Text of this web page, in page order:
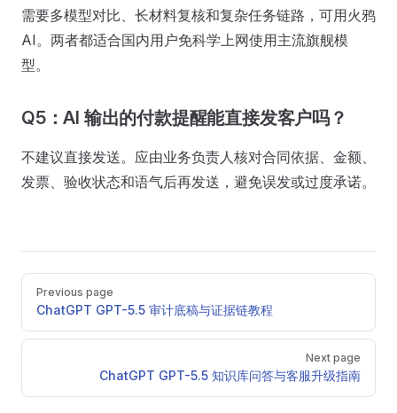
需要多模型对比、长材料复核和复杂任务链路，可用火鸦
AI。两者都适合国内用户免科学上网使用主流旗舰模
型。
Q5：AI 输出的付款提醒能直接发客户吗？
不建议直接发送。应由业务负责人核对合同依据、金额、
发票、验收状态和语气后再发送，避免误发或过度承诺。
Pager
Previous page
ChatGPT GPT-5.5 审计底稿与证据链教程
Next page
ChatGPT GPT-5.5 知识库问答与客服升级指南